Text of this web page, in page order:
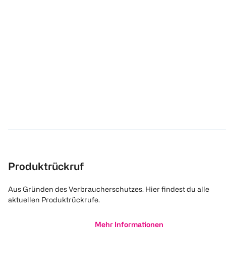
Produktrückruf
Aus Gründen des Verbraucherschutzes. Hier findest du alle
aktuellen Produktrückrufe.
Mehr Informationen